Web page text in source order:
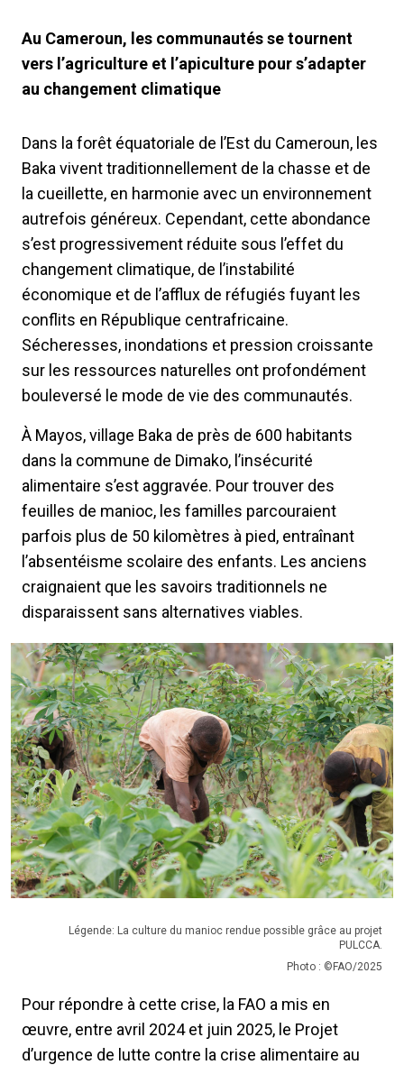
Au Cameroun, les communautés se tournent
vers l’agriculture et l’apiculture pour s’adapter
au changement climatique
Dans la forêt équatoriale de l’Est du Cameroun, les
Baka vivent traditionnellement de la chasse et de
la cueillette, en harmonie avec un environnement
autrefois généreux. Cependant, cette abondance
s’est progressivement réduite sous l’effet du
changement climatique, de l’instabilité
économique et de l’afflux de réfugiés fuyant les
conflits en République centrafricaine.
Sécheresses, inondations et pression croissante
sur les ressources naturelles ont profondément
bouleversé le mode de vie des communautés.
À Mayos, village Baka de près de 600 habitants
dans la commune de Dimako, l’insécurité
alimentaire s’est aggravée. Pour trouver des
feuilles de manioc, les familles parcouraient
parfois plus de 50 kilomètres à pied, entraînant
l’absentéisme scolaire des enfants. Les anciens
craignaient que les savoirs traditionnels ne
disparaissent sans alternatives viables.
Légende: La culture du manioc rendue possible grâce au projet
PULCCA.
Photo : ©FAO/2025
Pour répondre à cette crise, la FAO a mis en
œuvre, entre avril 2024 et juin 2025, le Projet
d’urgence de lutte contre la crise alimentaire au